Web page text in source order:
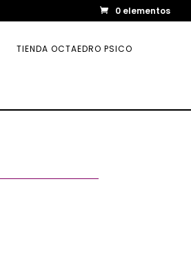
0 elementos
TIENDA OCTAEDRO PSICO